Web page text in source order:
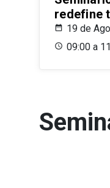
redefine
19 de
09:00 a